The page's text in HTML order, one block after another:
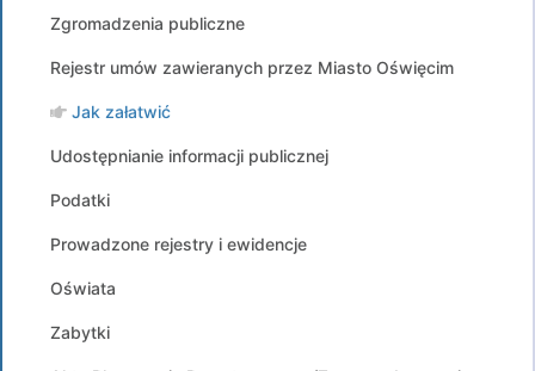
Zgromadzenia publiczne
Rejestr umów zawieranych przez Miasto Oświęcim
Jak załatwić
Udostępnianie informacji publicznej
Podatki
Prowadzone rejestry i ewidencje
Oświata
Zabytki